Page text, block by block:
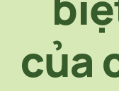
của